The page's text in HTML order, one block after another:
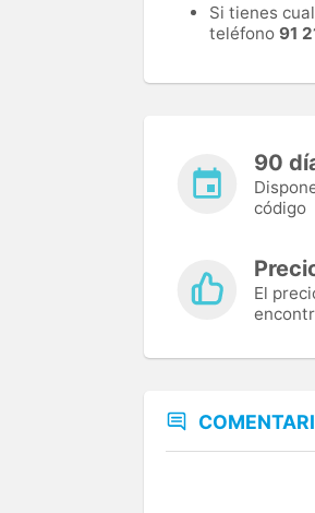
Si tienes
teléfono 91
90
código
El